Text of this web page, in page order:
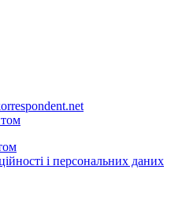
і персональних даних